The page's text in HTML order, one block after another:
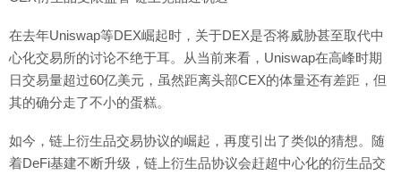
在去年Uniswap等DEX崛起时，关于DEX是否将威胁甚至取代中
心化交易所的讨论不绝于耳。从当前来看，Uniswap在高峰时期
日交易量超过60亿美元，虽然距离头部CEX的体量还有差距，但
其的确分走了不小的蛋糕。
如今，链上衍生品交易协议的崛起，再度引出了类似的猜想。随
着DeFi基建不断升级，链上衍生品协议会赶超中心化的衍生品交